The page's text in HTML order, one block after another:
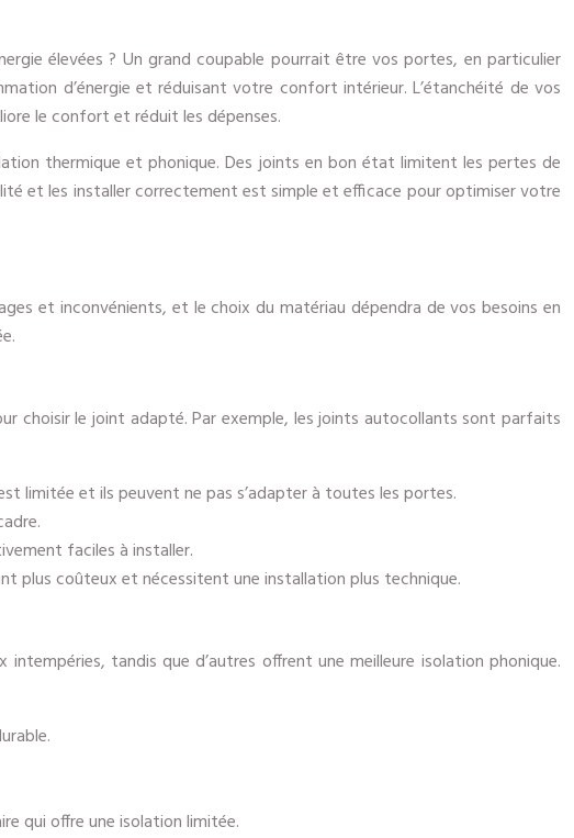
élevées ? Un grand coupable pourrait être vos portes, en particulier
d’énergie et réduisant votre confort intérieur. L’étanchéité de vos
le confort et réduit les dépenses.
thermique et phonique. Des joints en bon état limitent les pertes de
et les installer correctement est simple et efficace pour optimiser votre
et inconvénients, et le choix du matériau dépendra de vos besoins en
choisir le joint adapté. Par exemple, les joints autocollants sont parfaits
limitée et ils peuvent ne pas s’adapter à toutes les portes.
faciles à installer.
plus coûteux et nécessitent une installation plus technique.
tandis que d’autres offrent une meilleure isolation phonique.
qui offre une isolation limitée.